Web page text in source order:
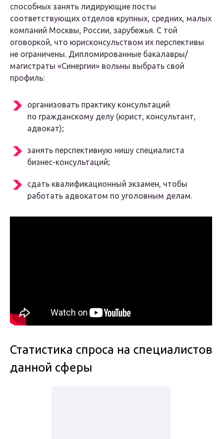
способных занять лидирующие посты
соответствующих отделов крупных, средних, малых
компаний Москвы, России, зарубежья. С той
оговоркой, что юрисконсульством их перспективы
не ограничены. Дипломированные бакалавры/
магистраты «Синергии» вольны выбрать свой
профиль:
организовать практику консультаций
по гражданскому делу (юрист, консультант,
адвокат);
занять перспективную нишу специалиста
бизнес-консультаций;
сдать квалификационный экзамен, чтобы
работать адвокатом по уголовным делам.
Статистика спроса на специалистов
данной сферы